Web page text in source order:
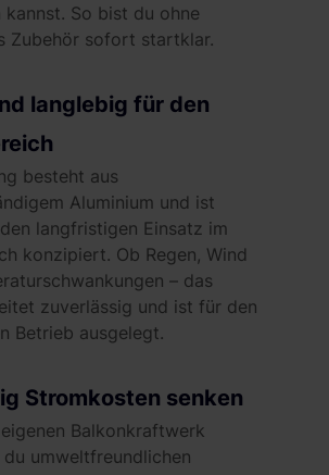
kannst. So bist du ohne
Zubehör sofort startklar.
langlebig für den
besteht aus
Aluminium und ist
langfristigen Einsatz im
konzipiert. Ob Regen, Wind
– das
zuverlässig und ist für den
Betrieb ausgelegt.
Stromkosten senken
Balkonkraftwerk
umweltfreundlichen